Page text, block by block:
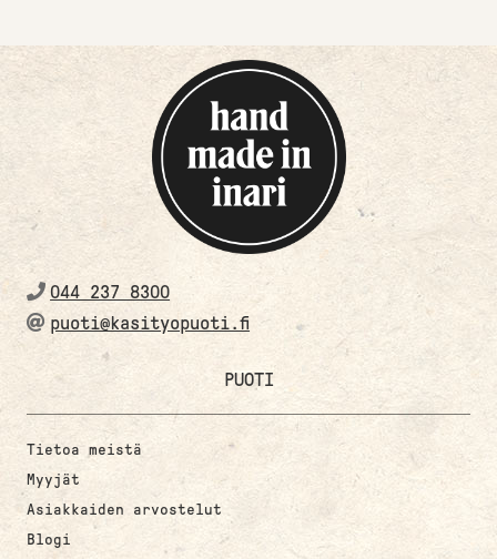
044 237 8300
puoti@kasityopuoti.fi
PUOTI
Tietoa meistä
Myyjät
Asiakkaiden arvostelut
Blogi